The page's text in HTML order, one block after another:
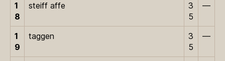
1
8
steiff affe
3
5
—
1
9
taggen
3
5
—